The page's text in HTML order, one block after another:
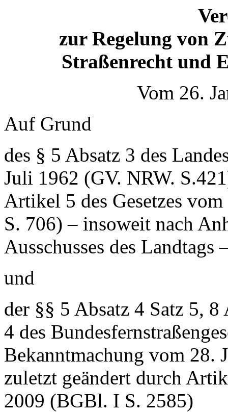
zur Regelung von
Straßenrecht und
Vom 26.
Auf Grund
des § 5 Absatz 3 des
Juli 1962 (GV. NRW.
Artikel 5 des Gesetzes
S. 706) – insoweit nach
Ausschusses des Landtags
und
der §§ 5 Absatz 4 Satz 5,
4 des
Bekanntmachung vom 28.
zuletzt geändert durch
2009 (BGBl. I S. 2585)